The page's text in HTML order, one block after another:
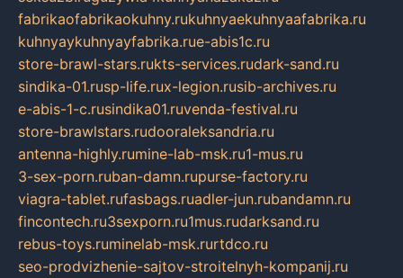
fabrikaofabrikaokuhny.rukuhnyaekuhnyaafabrika.ru
kuhnyaykuhnyayfabrika.rue-abis1c.ru
store-brawl-stars.rukts-services.rudark-sand.ru
sindika-01.rusp-life.rux-legion.rusib-archives.ru
e-abis-1-c.rusindika01.ruvenda-festival.ru
store-brawlstars.rudooraleksandria.ru
antenna-highly.rumine-lab-msk.ru1-mus.ru
3-sex-porn.ruban-damn.rupurse-factory.ru
viagra-tablet.rufasbags.ruadler-jun.rubandamn.ru
fincontech.ru3sexporn.ru1mus.rudarksand.ru
rebus-toys.ruminelab-msk.rurtdco.ru
seo-prodvizhenie-sajtov-stroitelnyh-kompanij.ru